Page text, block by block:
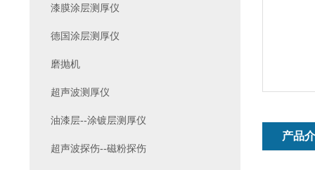
产品
漆膜涂层测厚仪
德国涂层测厚仪
磨抛机
超声波测厚仪
油漆层--涂镀层测厚仪
超声波探伤--磁粉探伤